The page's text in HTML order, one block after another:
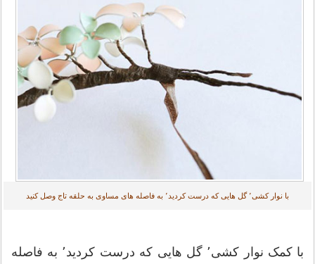
با نوار کشی٬ گل هایی که درست کردید٬ به فاصله های مساوی به حلقه تاج وصل کنید
با کمک نوار کشی٬ گل هایی که درست کردید٬ به فاصله